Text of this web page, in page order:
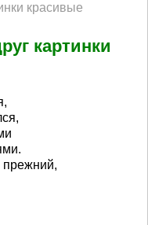
красивые
картинки
прежний,